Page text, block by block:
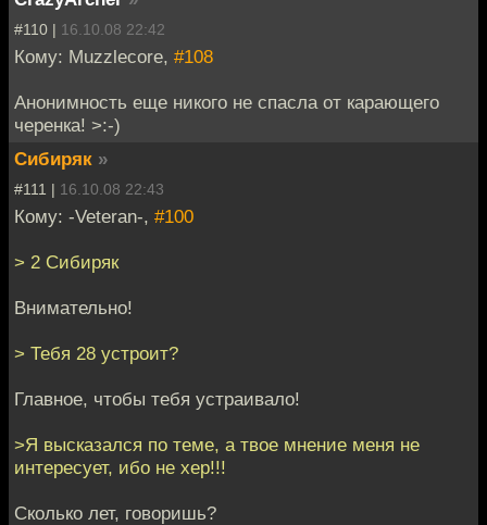
#110 | 16.10.08 22:42
Кому: Muzzlecore, #108
Анонимность еще никого не спасла от карающего
черенка! >:-)
Сибиряк »
#111 | 16.10.08 22:43
Кому: -Veteran-, #100
> 2 Сибиряк
Внимательно!
> Тебя 28 устроит?
Главное, чтобы тебя устраивало!
>Я высказался по теме, а твое мнение меня не
интересует, ибо не хер!!!
Сколько лет, говоришь?